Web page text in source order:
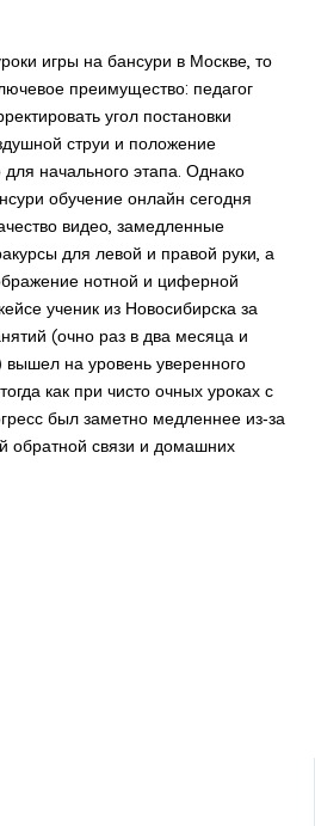
игры на бансури в Москве, то
преимущество: педагог
угол постановки
струи и положение
для начального этапа. Однако
обучение онлайн сегодня
видео, замедленные
для левой и правой руки, а
нотной и циферной
ученик из Новосибирска за
(очно раз в два месяца и
на уровень уверенного
как при чисто очных уроках с
был заметно медленнее из‑за
обратной связи и домашних